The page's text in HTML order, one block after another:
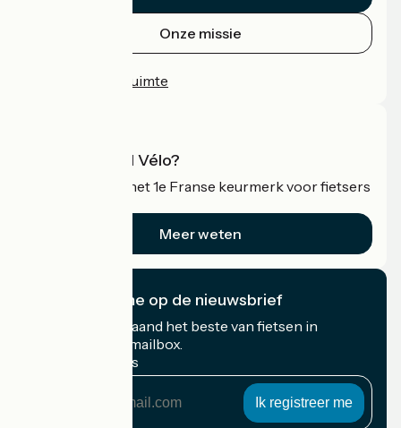
Onze missie
Professionele ruimte
Wat is Accueil Vélo?
Accueil Vélo is het 1e Franse keurmerk voor fietsers
Meer weten
Ik abonneer me op de nieuwsbrief
Ontvang elke maand het beste van fietsen in
Frankrijk in uw mailbox.
Mijn e-mailadres